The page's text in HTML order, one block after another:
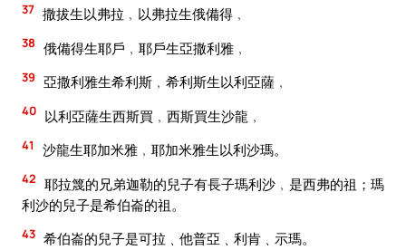
37 撒拔生以弗拉﹐以弗拉生俄備得﹐
38 俄備得生耶戶﹐耶戶生亞撒利雅﹐
39 亞撒利雅生希利斯﹐希利斯生以利亞薩﹐
40 以利亞薩生西斯買﹐西斯買生沙龍﹐
41 沙龍生耶加米雅﹐耶加米雅生以利沙瑪。
42 耶拉篾的兄弟迦勒的兒子有長子瑪利沙﹐是西弗的祖；瑪
利沙的兒子是希伯崙的祖。
43 希伯崙的兒子是可拉﹑他普亞﹑利肯﹑示瑪。